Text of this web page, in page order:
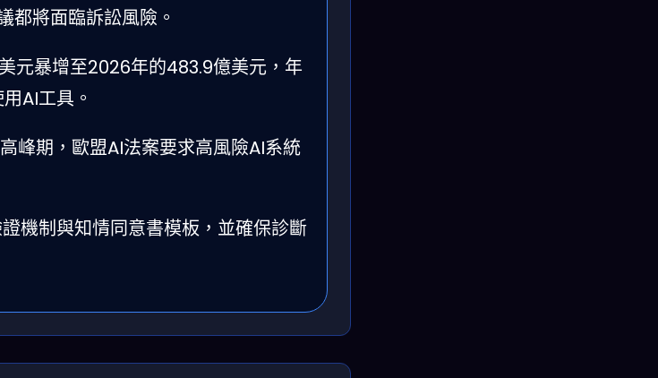
都將面臨訴訟風險。
元暴增至2026年的483.9億美元，年
AI工具。
峰期，歐盟AI法案要求高風險AI系統
機制與知情同意書模板，並確保診斷